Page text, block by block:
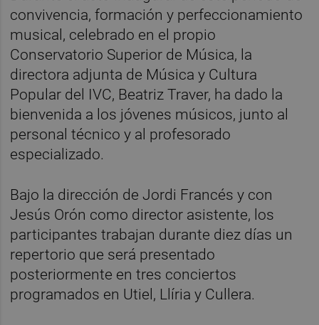
convivencia, formación y perfeccionamiento
musical, celebrado en el propio
Conservatorio Superior de Música, la
directora adjunta de Música y Cultura
Popular del IVC, Beatriz Traver, ha dado la
bienvenida a los jóvenes músicos, junto al
personal técnico y al profesorado
especializado.
Bajo la dirección de Jordi Francés y con
Jesús Orón como director asistente, los
participantes trabajan durante diez días un
repertorio que será presentado
posteriormente en tres conciertos
programados en Utiel, Llíria y Cullera.